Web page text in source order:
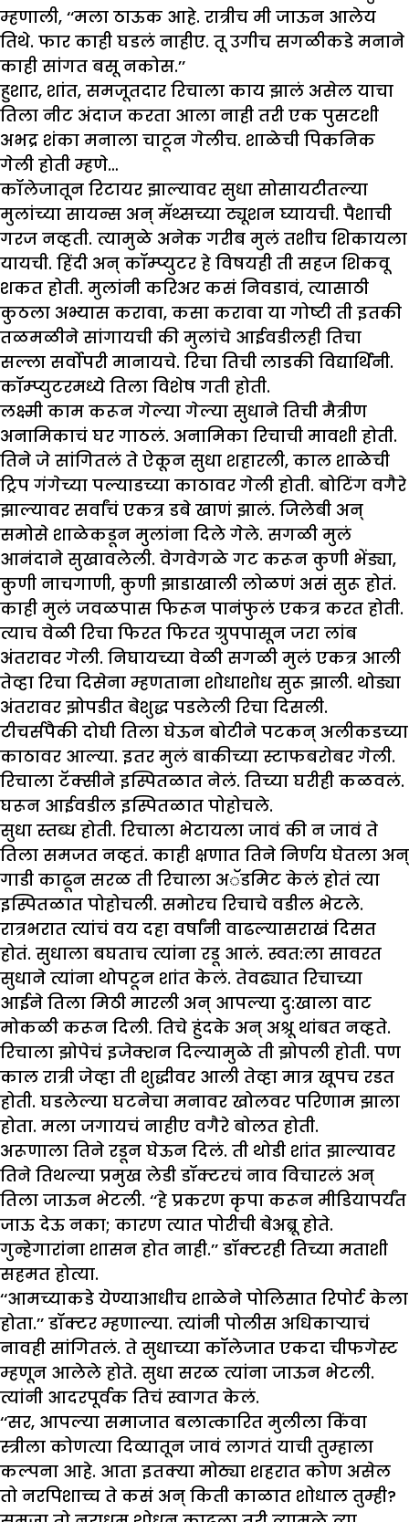
म्हणाली, ‘‘मला ठाऊक आहे. रात्रीच मी जाऊन आलेय
तिथे. फार काही घडलं नाहीए. तू उगीच सगळीकडे मनाने
काही सांगत बसू नकोस.’’
हुशार, शांत, समजूतदार रिचाला काय झालं असेल याचा
तिला नीट अंदाज करता आला नाही तरी एक पुसटशी
अभद्र शंका मनाला चाटून गेलीच. शाळेची पिकनिक
गेली होती म्हणे…
कॉलेजातून रिटायर झाल्यावर सुधा सोसायटीतल्या
मुलांच्या सायन्स अन् मॅथ्सच्या ट्यूशन घ्यायची. पैशाची
गरज नव्हती. त्यामुळे अनेक गरीब मुलं तशीच शिकायला
यायची. हिंदी अन् कॉम्प्युटर हे विषयही ती सहज शिकवू
शकत होती. मुलांनी करिअर कसं निवडावं, त्यासाठी
कुठला अभ्यास करावा, कसा करावा या गोष्टी ती इतकी
तळमळीने सांगायची की मुलांचे आईवडीलही तिचा
सल्ला सर्वोपरी मानायचे. रिचा तिची लाडकी विद्यार्थिनी.
कॉम्प्युटरमध्ये तिला विशेष गती होती.
लक्ष्मी काम करून गेल्या गेल्या सुधाने तिची मैत्रीण
अनामिकाचं घर गाठलं. अनामिका रिचाची मावशी होती.
तिने जे सांगितलं ते ऐकून सुधा शहारली, काल शाळेची
ट्रिप गंगेच्या पल्याडच्या काठावर गेली होती. बोटिंग वगैरे
झाल्यावर सर्वांचं एकत्र डबे खाणं झालं. जिलेबी अन्
समोसे शाळेकडून मुलांना दिले गेले. सगळी मुलं
आनंदाने सुखावलेली. वेगवेगळे गट करून कुणी भेंड्या,
कुणी नाचगाणी, कुणी झाडाखाली लोळणं असं सुरू होतं.
काही मुलं जवळपास फिरून पानंफुलं एकत्र करत होती.
त्याच वेळी रिचा फिरत फिरत ग्रुपपासून जरा लांब
अंतरावर गेली. निघायच्या वेळी सगळी मुलं एकत्र आली
तेव्हा रिचा दिसेना म्हणताना शोधाशोध सुरू झाली. थोड्या
अंतरावर झोपडीत बेशुद्ध पडलेली रिचा दिसली.
टीचर्सपैकी दोघी तिला घेऊन बोटीने पटकन् अलीकडच्या
काठावर आल्या. इतर मुलं बाकीच्या स्टाफबरोबर गेली.
रिचाला टॅक्सीने इस्पितळात नेलं. तिच्या घरीही कळवलं.
घरून आईवडील इस्पितळात पोहोचले.
सुधा स्तब्ध होती. रिचाला भेटायला जावं की न जावं ते
तिला समजत नव्हतं. काही क्षणात तिने निर्णय घेतला अन्
गाडी काढून सरळ ती रिचाला अॅडमिट केलं होतं त्या
इस्पितळात पोहोचली. समोरच रिचाचे वडील भेटले.
रात्रभरात त्यांचं वय दहा वर्षांनी वाढल्यासराखं दिसत
होतं. सुधाला बघताच त्यांना रडू आलं. स्वत:ला सावरत
सुधाने त्यांना थोपटून शांत केलं. तेवढ्यात रिचाच्या
आईने तिला मिठी मारली अन् आपल्या दु:खाला वाट
मोकळी करून दिली. तिचे हुंदके अन् अश्रू थांबत नव्हते.
रिचाला झोपेचं इजेक्शन दिल्यामुळे ती झोपली होती. पण
काल रात्री जेव्हा ती शुद्धीवर आली तेव्हा मात्र खूपच रडत
होती. घडलेल्या घटनेचा मनावर खोलवर परिणाम झाला
होता. मला जगायचं नाहीए वगैरे बोलत होती.
अरूणाला तिने रडून घेऊन दिलं. ती थोडी शांत झाल्यावर
तिने तिथल्या प्रमुख लेडी डॉक्टरचं नाव विचारलं अन्
तिला जाऊन भेटली. ‘‘हे प्रकरण कृपा करून मीडियापर्यंत
जाऊ देऊ नका; कारण त्यात पोरीची बेअब्रू होते.
गुन्हेगारांना शासन होत नाही.’’ डॉक्टरही तिच्या मताशी
सहमत होत्या.
‘‘आमच्याकडे येण्याआधीच शाळेने पोलिसात रिपोर्ट केला
होता.’’ डॉक्टर म्हणाल्या. त्यांनी पोलीस अधिकाऱ्याचं
नावही सांगितलं. ते सुधाच्या कॉलेजात एकदा चीफगेस्ट
म्हणून आलेले होते. सुधा सरळ त्यांना जाऊन भेटली.
त्यांनी आदरपूर्वक तिचं स्वागत केलं.
‘‘सर, आपल्या समाजात बलात्कारित मुलीला किंवा
स्त्रीला कोणत्या दिव्यातून जावं लागतं याची तुम्हाला
कल्पना आहे. आता इतक्या मोठ्या शहरात कोण असेल
तो नरपिशाच्च ते कसं अन् किती काळात शोधाल तुम्ही?